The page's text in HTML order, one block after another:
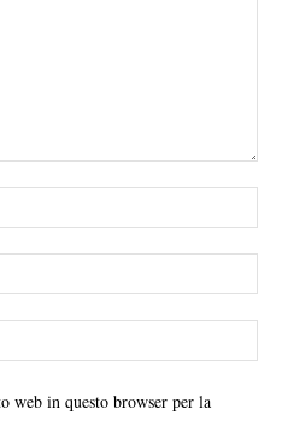
web in questo browser per la